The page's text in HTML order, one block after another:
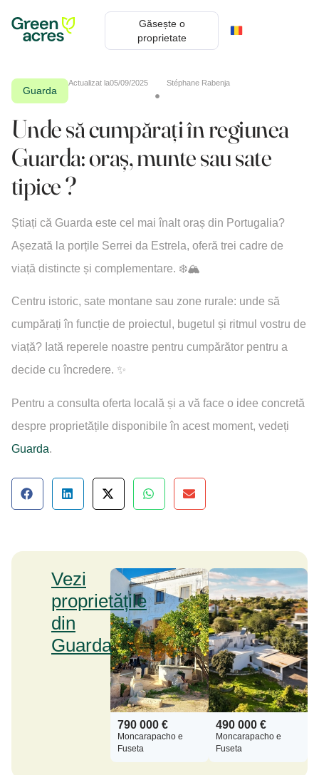
Găsește o
proprietate
Guarda
Actualizat la05/09/2025 Stéphane Rabenja
Unde să cumpărați în regiunea
Guarda: oraș, munte sau sate
tipice ?
Știați că Guarda este cel mai înalt oraș din Portugalia?
Așezată la porțile Serrei da Estrela, oferă trei cadre de
viață distincte și complementare. ❄️🏔️
Centru istoric, sate montane sau zone rurale: unde să
cumpărați în funcție de proiectul, bugetul și ritmul vostru de
viață? Iată reperele noastre pentru cumpărător pentru a
decide cu încredere. ✨
Pentru a consulta oferta locală și a vă face o idee concretă
despre proprietățile disponibile în acest moment, vedeți
Guarda.
Vezi
proprietățile
din
Guarda
790 000 €
Moncarapacho e
Fuseta
490 000 €
Moncarapacho e
Fuseta